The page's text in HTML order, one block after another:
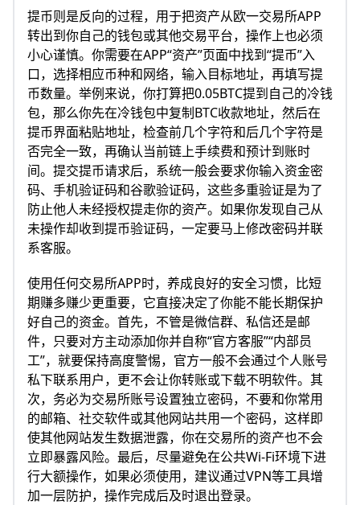
提币则是反向的过程，用于把资产从欧一交易所APP
转出到你自己的钱包或其他交易平台，操作上也必须
小心谨慎。你需要在APP“资产”页面中找到“提币”入
口，选择相应币种和网络，输入目标地址，再填写提
币数量。举例来说，你打算把0.05BTC提到自己的冷钱
包，那么你先在冷钱包中复制BTC收款地址，然后在
提币界面粘贴地址，检查前几个字符和后几个字符是
否完全一致，再确认当前链上手续费和预计到账时
间。提交提币请求后，系统一般会要求你输入资金密
码、手机验证码和谷歌验证码，这些多重验证是为了
防止他人未经授权提走你的资产。如果你发现自己从
未操作却收到提币验证码，一定要马上修改密码并联
系客服。
使用任何交易所APP时，养成良好的安全习惯，比短
期赚多赚少更重要，它直接决定了你能不能长期保护
好自己的资金。首先，不管是微信群、私信还是邮
件，只要对方主动添加你并自称“官方客服”“内部员
工”，就要保持高度警惕，官方一般不会通过个人账号
私下联系用户，更不会让你转账或下载不明软件。其
次，务必为交易所账号设置独立密码，不要和你常用
的邮箱、社交软件或其他网站共用一个密码，这样即
使其他网站发生数据泄露，你在交易所的资产也不会
立即暴露风险。最后，尽量避免在公共Wi‑Fi环境下进
行大额操作，如果必须使用，建议通过VPN等工具增
加一层防护，操作完成后及时退出登录。